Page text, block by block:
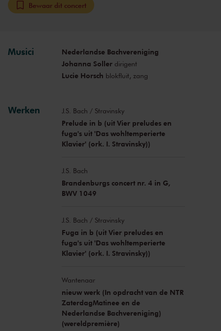
Bewaar dit concert
Musici
Nederlandse Bachvereniging
Johanna Sollerdirigent
Lucie Horsch blokfluit, zang
Werken J.S. Bach / Stravinsky
Prelude in b (uit Vier preludes en
fuga's uit 'Das wohltemperierte
Klavier' (ork. I. Stravinsky))
J.S. Bach
Brandenburgs concert nr. 4 in G,
BWV 1049
J.S. Bach / Stravinsky
Fuga in b (uit Vier preludes en
fuga's uit 'Das wohltemperierte
Klavier' (ork. I. Stravinsky))
Wantenaar
nieuw werk (In opdracht van de NTR
ZaterdagMatinee en de
Nederlandse Bachvereniging)
(wereldpremière)